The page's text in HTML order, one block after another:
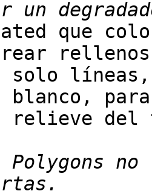
que
líneas,
blanco, para
relieve del